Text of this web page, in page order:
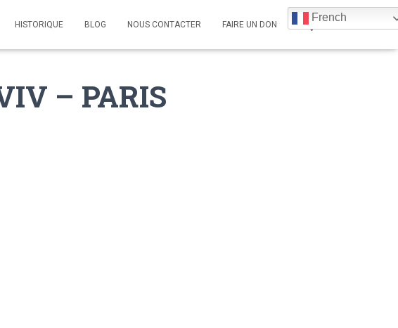
HISTORIQUE BLOG NOUS CONTACTER FAIRE UN DON
French
– PARIS